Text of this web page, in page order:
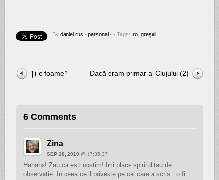
Bydaniel rus • personal • • Tags: .ro ,greşeli
Ţi-e foame? Dacă eram primar al Clujului (2)
6 Comments
Zina
SEP 28, 2010 @ 17:35:37
Hahaha! Zau ca esti nostim! Imi place spiritul tau de
observatie. In ceea ce il priveste pe cel care a scris…o fi